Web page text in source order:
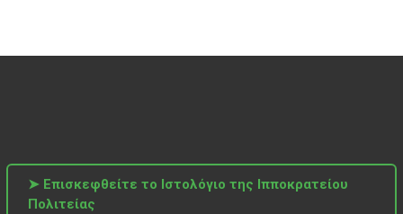
➤ Επισκεφθείτε το Ιστολόγιο της Ιπποκρατείου
Πολιτείας